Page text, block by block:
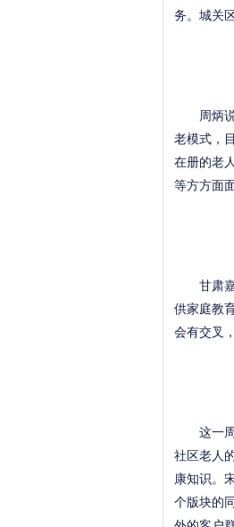
务。城关
周炳说
老模式，
在册的老
等方方面面
甘肃嘉
供家庭教
会有交叉
这一周
社区老人
康知识。
个版块的